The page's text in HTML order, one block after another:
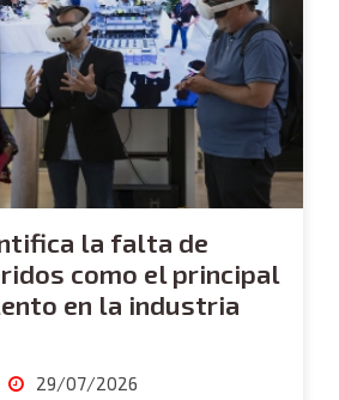
la falta de
como el principal
en la industria
29/07/2026